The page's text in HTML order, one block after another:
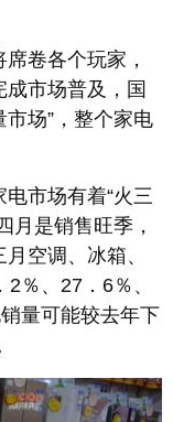
卷各个玩家，
市场普及，国
市场”，整个家电
市场有着“火三
月是销售旺季，
空调、冰箱、
％、27．6％、
量可能较去年下